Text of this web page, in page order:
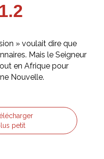
» voulait dire que
Mais le Seigneur
en Afrique pour
Nouvelle.
petit